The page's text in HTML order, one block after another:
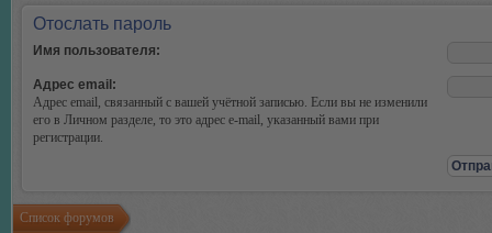
Отослать пароль
Имя пользователя:
Адрес email:
Адрес email, связанный с вашей учётной записью. Если вы не изменили
его в Личном разделе, то это адрес e-mail, указанный вами при
регистрации.
Список форумов